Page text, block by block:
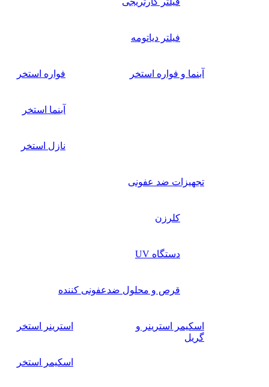
فیلتر دیاتومه
آبنما و فواره استخر فواره استخر
آبنما استخر
نازل استخر
تجهیزات ضد عفونی
کلرزن
دستگاه UV
قرص و محلول ضدعفونی کننده
اسکیمر استرینر و
گریل
استرینر استخر
اسکیمر استخر